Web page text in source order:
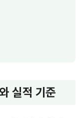
실적 기준